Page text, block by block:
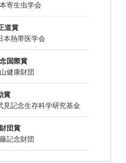
寄生虫学会
道賞
熱帯医学会
国際賞
健康財団
賞
記念生存科学研究基金
団賞
記念財団